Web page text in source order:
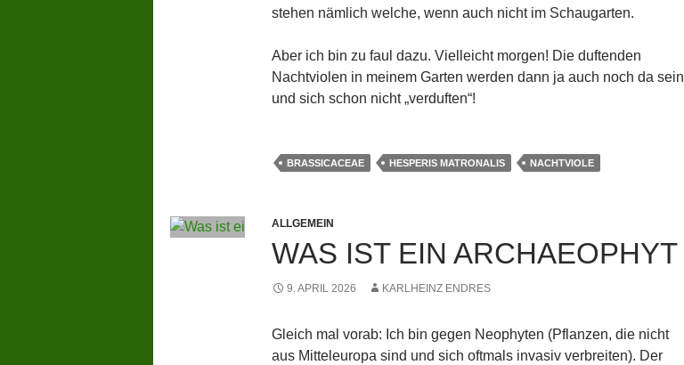
stehen nämlich welche, wenn auch nicht im Schaugarten.
Aber ich bin zu faul dazu. Vielleicht morgen! Die duftenden
Nachtviolen in meinem Garten werden dann ja auch noch da sein
und sich schon nicht „verduften“!
BRASSICACEAE HESPERIS MATRONALIS NACHTVIOLE
ALLGEMEIN
WAS IST EIN ARCHAEOPHYT
9. APRIL 2026 KARLHEINZ ENDRES
Gleich mal vorab: Ich bin gegen Neophyten (Pflanzen, die nicht
aus Mitteleuropa sind und sich oftmals invasiv verbreiten). Der